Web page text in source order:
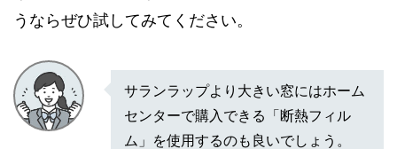
うならぜひ試してみてください。
サランラップより大きい窓にはホーム
センターで購入できる「断熱フィル
ム」を使用するのも良いでしょう。